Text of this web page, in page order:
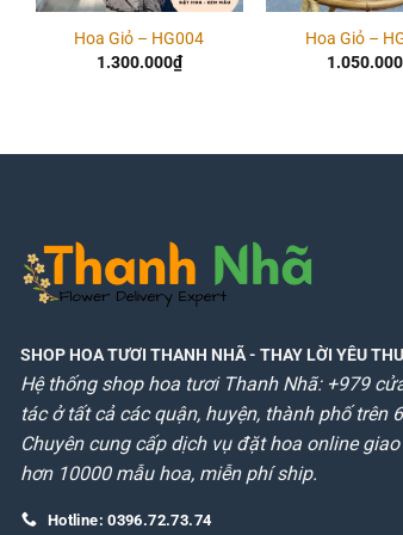
Hoa Giỏ – HG004
1.300.000₫
Hoa Giỏ –
1.050.000
SHOP HOA TƯƠI THANH NHÃ- THAY LỜI YÊU
Hệ thống shop hoa tươi Thanh Nhã: +979
tác ở tất cả các quận, huyện, thành phố trên
Chuyên cung cấp dịch vụ đặt hoa online
hơn 10000 mẫu hoa, miễn phí ship.
Hotline: 0396.72.73.74